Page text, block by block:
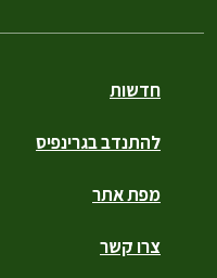
חדשות
להתנדב בגרינפיס
מפת אתר
צרו קשר